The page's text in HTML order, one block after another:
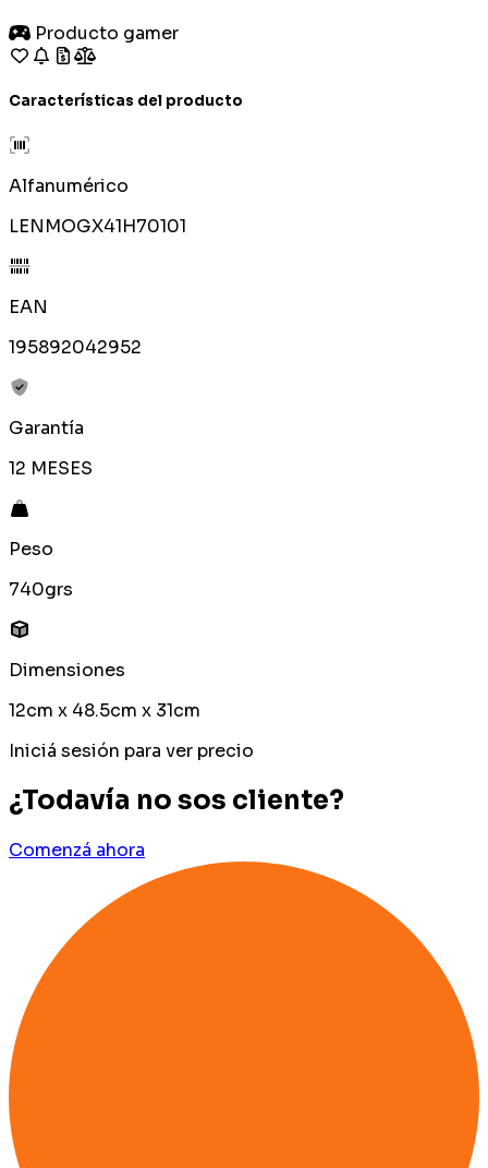
Producto gamer
Características del producto
Alfanumérico
LENMOGX41H70101
EAN
195892042952
Garantía
12 MESES
Peso
740grs
Dimensiones
12cm x 48.5cm x 31cm
Iniciá sesión para ver precio
¿Todavía no sos cliente?
Comenzá ahora